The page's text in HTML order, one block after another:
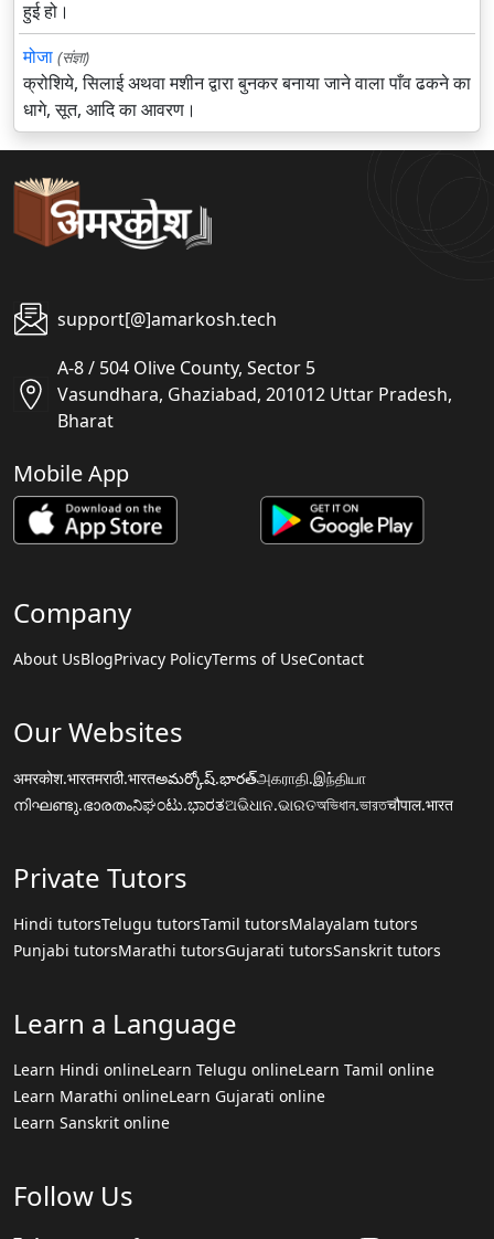
हुई हो।
मोजा (संज्ञा)
क्रोशिये, सिलाई अथवा मशीन द्वारा बुनकर बनाया जाने वाला पाँव ढकने का
धागे, सूत, आदि का आवरण।
support[@]amarkosh.tech
A-8 / 504 Olive County, Sector 5
Vasundhara, Ghaziabad, 201012 Uttar Pradesh,
Bharat
Mobile App
Company
About UsBlogPrivacy PolicyTerms of UseContact
Our Websites
अमरकोश.भारतमराठी.भारतఅమర్కోష్.భారత్அகராதி.இந்தியா
നിഘണ്ടു.ഭാരതംನಿಘಂಟು.ಭಾರತଅଭିଧାନ.ଭାରତঅভিধান.ভারতचौपाल.भारत
Private Tutors
Hindi tutorsTelugu tutorsTamil tutorsMalayalam tutors
Punjabi tutorsMarathi tutorsGujarati tutorsSanskrit tutors
Learn a Language
Learn Hindi onlineLearn Telugu onlineLearn Tamil online
Learn Marathi onlineLearn Gujarati online
Learn Sanskrit online
Follow Us